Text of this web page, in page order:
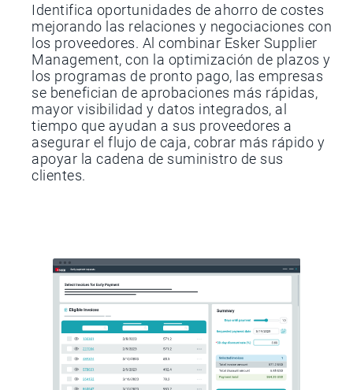
Identifica oportunidades de ahorro de costes
mejorando las relaciones y negociaciones con
los proveedores. Al combinar Esker Supplier
Management, con la optimización de plazos y
los programas de pronto pago, las empresas
se benefician de aprobaciones más rápidas,
mayor visibilidad y datos integrados, al
tiempo que ayudan a sus proveedores a
asegurar el flujo de caja, cobrar más rápido y
apoyar la cadena de suministro de sus
clientes.